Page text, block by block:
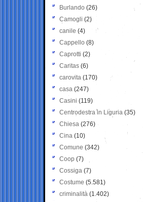
Burlando (26)
Camogli (2)
canile (4)
Cappello (8)
Caprotti (2)
Caritas (6)
carovita (170)
casa (247)
Casini (119)
Centrodestra in Liguria (35)
Chiesa (276)
Cina (10)
Comune (342)
Coop (7)
Cossiga (7)
Costume (5.581)
criminalità (1.402)